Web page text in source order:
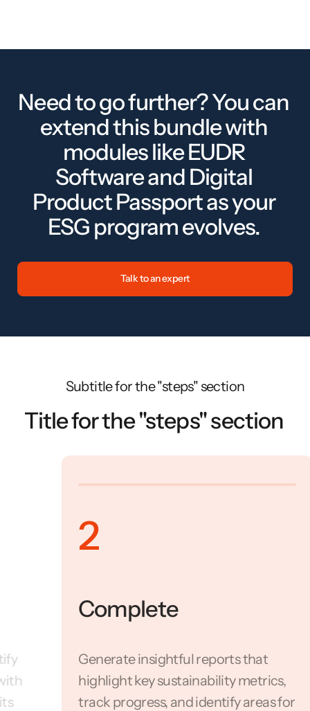
Need to go further? You can
extend this bundle with
modules like EUDR
Software and Digital
Product Passport as your
ESG program evolves.
Talk to an expert
Subtitle for the "steps" section
Title for the "steps" section
Complete
Generate insightful reports that
highlight key sustainability metrics,
track progress, and identify areas for